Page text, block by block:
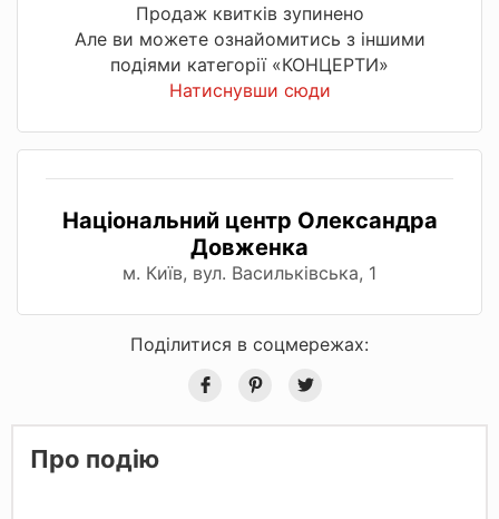
Продаж квитків зупинено
Але ви можете ознайомитись з іншими
подіями категорії «КОНЦЕРТИ»
Натиснувши сюди
Національний центр Олександра
Довженка
м. Київ, вул. Васильківська, 1
Поділитися в соцмережах:
Про подію